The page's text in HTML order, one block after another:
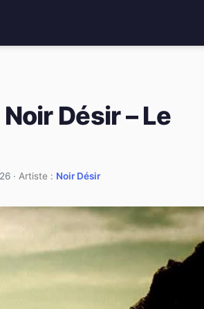
Désir – Le
· Artiste : Noir Désir